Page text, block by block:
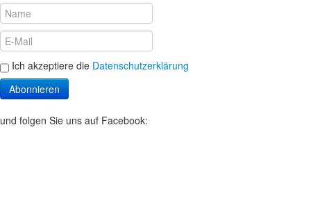
Ich akzeptiere die Datenschutzerklärung
Abonnieren
und folgen Sie uns auf Facebook: